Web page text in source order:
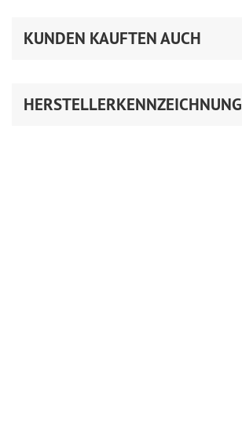
KUNDEN KAUFTEN AUCH
HERSTELLERKENNZEICHNUNG